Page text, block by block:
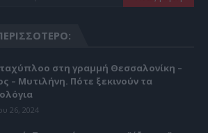
στη γραμμή Θεσσαλονίκη –
– Μυτιλήνη. Πότε ξεκινούν τα
26, 2024